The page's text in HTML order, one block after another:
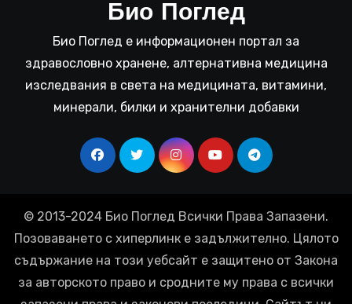
Био Поглед
Био Поглед е информационен портал за
здравословно хранене, алтернативна медицина
изследвания в света на медицината, витамини,
минерали, билки и хранителни добавки
© 2013-2024 Био Поглед Всички Права Запазени.
Позоваването с хиперлинк е задължително. Цялото
съдържание на този уебсайт е защитено от Закона
за авторското право и сродните му права с всички